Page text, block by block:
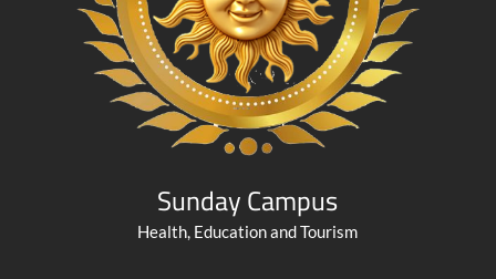
Sunday Campus
Health, Education and Tourism